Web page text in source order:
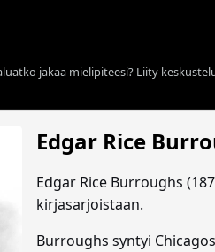
jakaa mielipiteesi? Liity
Edgar Rice
Edgar Rice Burroughs
kirjasarjoistaan.
Burroughs syntyi